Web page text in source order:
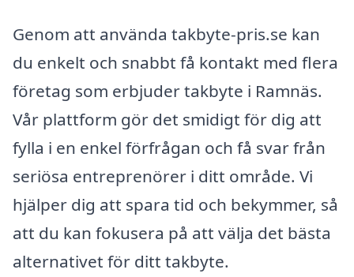
Genom att använda takbyte-pris.se kan
du enkelt och snabbt få kontakt med flera
företag som erbjuder takbyte i Ramnäs.
Vår plattform gör det smidigt för dig att
fylla i en enkel förfrågan och få svar från
seriösa entreprenörer i ditt område. Vi
hjälper dig att spara tid och bekymmer, så
att du kan fokusera på att välja det bästa
alternativet för ditt takbyte.